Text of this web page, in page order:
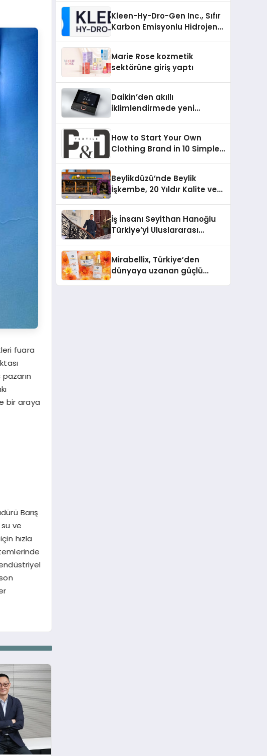
fuara
bir araya
Barış
ve
hızla
Kleen-Hy-Dro-Gen Inc., Sıfır
Karbon Emisyonlu Hidrojen
Aldı
Marie Rose kozmetik
sektörüne giriş yaptı
Daikin’den akıllı
iklimlendirmede yeni
How to Start Your Own
Clothing Brand in 10 Simple
Beylikdüzü’nde Beylik
İşkembe, 20 Yıldır Kalite ve
İş İnsanı Seyithan Hanoğlu
Türkiye’yi Uluslararası
Mirabellix, Türkiye’den
dünyaya uzanan güçlü